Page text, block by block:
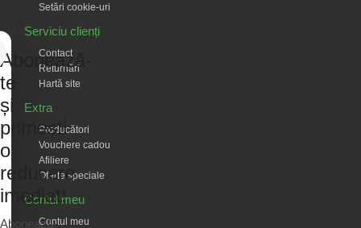
Setări cookie-uri
Serviciu clienți
Contact
Returnări
Hartă site
Extra
Producători
Vouchere cadou
Afiliere
Oferte speciale
Contul meu
Contul meu
Abonează-
te
și
primești
o
reducere
imediat!
Abonează-